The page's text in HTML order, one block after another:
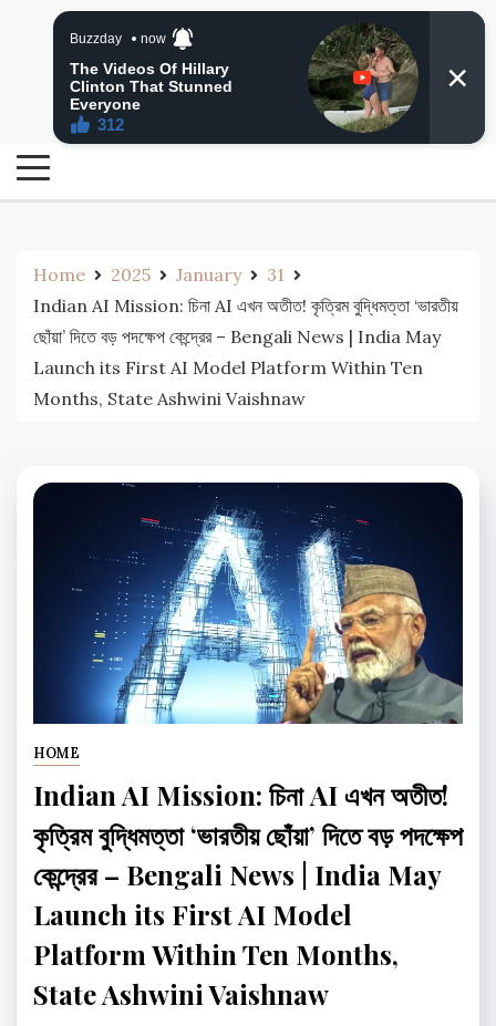
24 Ghanta Bangla News
24 Ghanta Bengali News
Home 2025 January
31
Indian AI Mission: চিনা AI এখন অতীত! কৃত্রিম বুদ্ধিমত্তা ‘ভারতীয়
ছোঁয়া’ দিতে বড় পদক্ষেপ কেন্দ্রের – Bengali News | India May
Launch its First AI Model Platform Within Ten
Months, State Ashwini Vaishnaw
HOME
Indian AI Mission: চিনা AI এখন অতীত!
কৃত্রিম বুদ্ধিমত্তা ‘ভারতীয় ছোঁয়া’ দিতে বড় পদক্ষেপ
কেন্দ্রের – Bengali News | India May
Launch its First AI Model
Platform Within Ten Months,
State Ashwini Vaishnaw